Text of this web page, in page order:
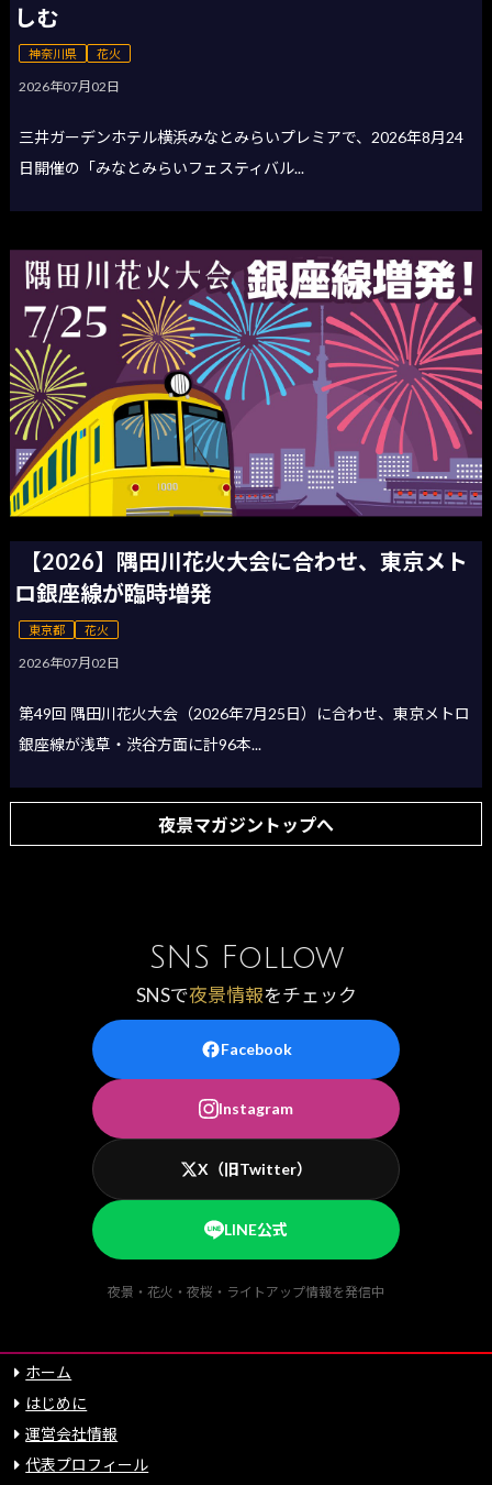
しむ
神奈川県 花火
2026年07月02日
三井ガーデンホテル横浜みなとみらいプレミアで、2026年8月24
日開催の「みなとみらいフェスティバル...
【2026】隅田川花火大会に合わせ、東京メト
ロ銀座線が臨時増発
東京都 花火
2026年07月02日
第49回 隅田川花火大会（2026年7月25日）に合わせ、東京メトロ
銀座線が浅草・渋谷方面に計96本...
夜景マガジントップへ
SNS Follow
SNSで夜景情報をチェック
Facebook
Instagram
X（旧Twitter）
LINE公式
夜景・花火・夜桜・ライトアップ情報を発信中
ホーム
はじめに
運営会社情報
代表プロフィール